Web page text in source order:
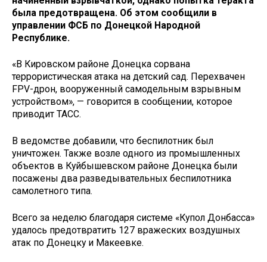
была предотвращена. Об этом сообщили в
управлении ФСБ по Донецкой Народной
Республике.
«В Кировском районе Донецка сорвана
террористическая атака на детский сад. Перехвачен
FPV-дрон, вооруженный самодельным взрывным
устройством», — говорится в сообщении, которое
приводит ТАСС.
В ведомстве добавили, что беспилотник был
уничтожен. Также возле одного из промышленных
объектов в Куйбышевском районе Донецка были
посажены два разведывательных беспилотника
самолетного типа.
Всего за неделю благодаря системе «Купол Донбасса»
удалось предотвратить 127 вражеских воздушных
атак по Донецку и Макеевке.